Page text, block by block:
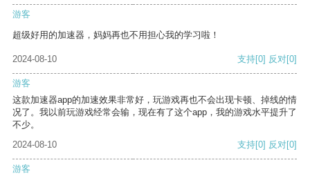
游客
超级好用的加速器，妈妈再也不用担心我的学习啦！
2024-08-10 支持[0] 反对[0]
游客
这款加速器app的加速效果非常好，玩游戏再也不会出现卡顿、掉线的情
况了。我以前玩游戏经常会输，现在有了这个app，我的游戏水平提升了
不少。
2024-08-10
支持[0] 反对[0]
游客